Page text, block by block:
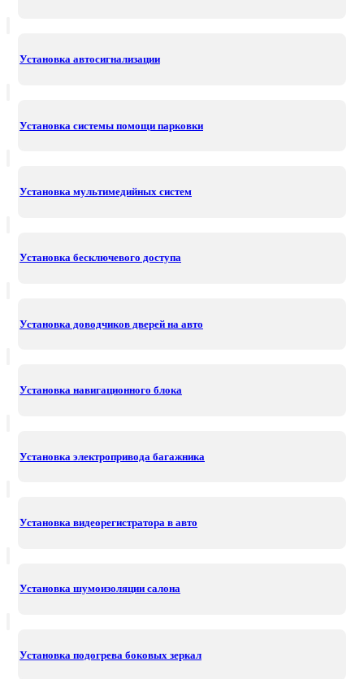
Установка автосигнализации
Установка системы помощи парковки
Установка мультимедийных систем
Установка бесключевого доступа
Установка доводчиков дверей на авто
Установка навигационного блока
Установка электропривода багажника
Установка видеорегистратора в авто
Установка шумоизоляции салона
Установка подогрева боковых зеркал